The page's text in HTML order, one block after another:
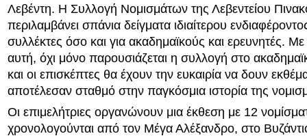
Λεβέντη. Η Συλλογή Νομισμάτων της Λεβεντείου
περιλαμβάνει σπάνια δείγματα ιδιαίτερου
συλλέκτες όσο και για ακαδημαϊκούς και ερευνητές.
αυτή, όχι μόνο παρουσιάζεται η συλλογή στο
και οι επισκέπτες θα έχουν την ευκαιρία να δουν
αποτέλεσαν σταθμό στην παγκόσμια ιστορία της
Οι επιμελήτριες οργανώνουν μια έκθεση με 12
χρονολογούνται από τον Μέγα Αλέξανδρο, στο